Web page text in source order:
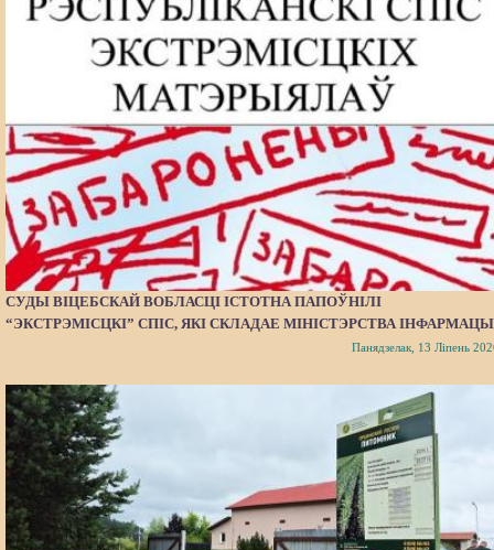
СУДЫ ВІЦЕБСКАЙ ВОБЛАСЦІ ІСТОТНА ПАПОЎНІЛІ
“ЭКСТРЭМІСЦКІ” СПІС, ЯКІ СКЛАДАЕ МІНІСТЭРСТВА
Панядзелак, 13 Ліпень